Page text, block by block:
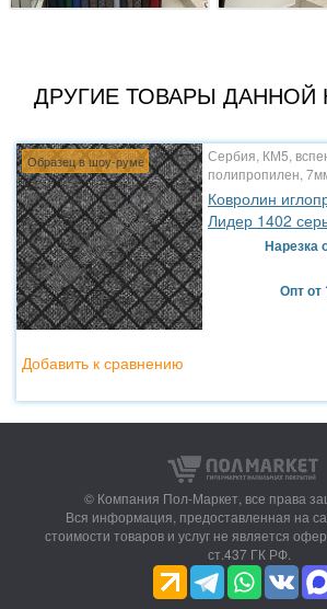
ДРУГИЕ ТОВАРЫ ДАННОЙ
Образец в шоу-руме
Сербия, КМ5,
полипропилен,
Ковролин
Лидер 1402
Нарезка
Оптот
Добавить к сравнению
© Компания Пол-Маркет, все права
Вся информация, предоставленная на
стоимости товаров и услуг не является
ст.437 ГК РФ.